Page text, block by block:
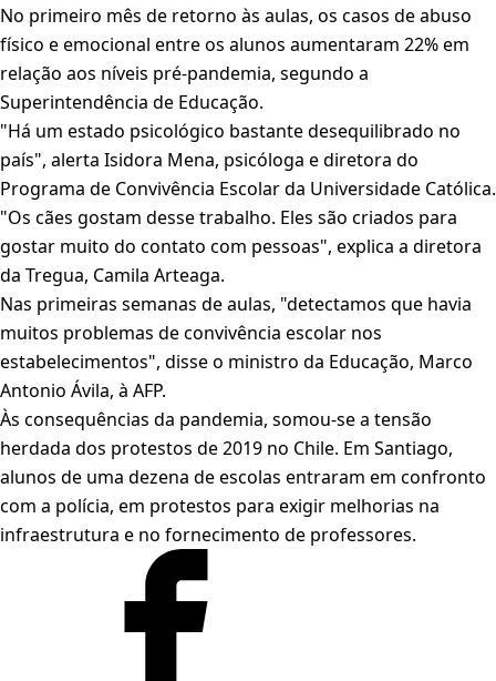
No primeiro mês de retorno às aulas, os casos de abuso
físico e emocional entre os alunos aumentaram 22% em
relação aos níveis pré-pandemia, segundo a
Superintendência de Educação.
"Há um estado psicológico bastante desequilibrado no
país", alerta Isidora Mena, psicóloga e diretora do
Programa de Convivência Escolar da Universidade Católica.
"Os cães gostam desse trabalho. Eles são criados para
gostar muito do contato com pessoas", explica a diretora
da Tregua, Camila Arteaga.
Nas primeiras semanas de aulas, "detectamos que havia
muitos problemas de convivência escolar nos
estabelecimentos", disse o ministro da Educação, Marco
Antonio Ávila, à AFP.
Às consequências da pandemia, somou-se a tensão
herdada dos protestos de 2019 no Chile. Em Santiago,
alunos de uma dezena de escolas entraram em confronto
com a polícia, em protestos para exigir melhorias na
infraestrutura e no fornecimento de professores.